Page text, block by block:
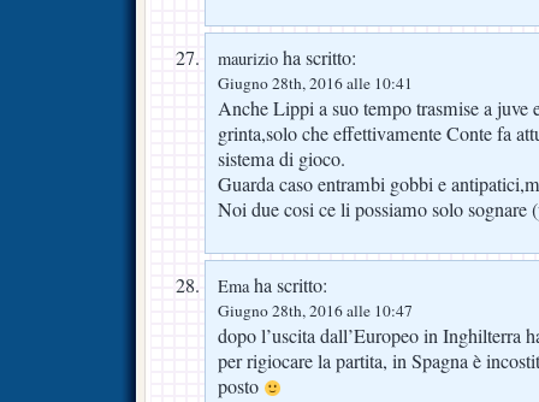
maurizio ha scritto:
Giugno 28th, 2016 alle 10:41
Anche Lippi a suo tempo trasmise a juve
grinta,solo che effettivamente Conte fa
sistema di gioco.
Guarda caso entrambi gobbi e
Noi due cosi ce li possiamo solo sognare
Emaha scritto:
Giugno 28th, 2016 alle 10:47
dopo l’uscita dall’Europeo in Inghilterra
per rigiocare la partita, in Spagna è
posto